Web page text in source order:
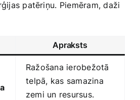
patēriņu. ⁢Piemēram, daži
Apraksts
Ražošana ierobežotā
⁤telpā, kas samazina
zemi un resursus.